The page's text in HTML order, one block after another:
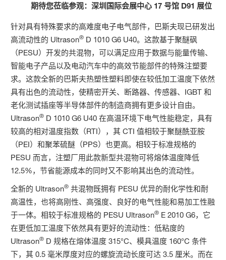
期待您莅临参观：深圳国际会展中心 17 号馆 D91 展位
针对具有特殊要求的高难度电子电气部件，巴斯夫现已研发出
高流动性的 Ultrason® D 1010 G6 U40。这款基于聚醚砜
（PESU）开发的共混物，可以满足应用于数据与能量传输、
智能电子产品以及电动汽车中的高效节能部件的特殊注塑要
求。这款全新的巴斯夫热塑性塑料即使在较低加工温度下依然
具有出色的流动性，使精密开关、断路器、传感器、IGBT 和
老化测试插座等半导体部件的制造商拥有更多设计自由。
Ultrason® D 1010 G6 U40 在高温环境下电气性能稳定，具有
较高的相对温度指数（RTI），其 CTI 值相较于聚醚酰亚胺
（PEI）和聚苯硫醚（PPS）也更高。相较于标准规格的
PESU 而言，注塑厂用此款新型共混物可将熔体温度降低
12.5%，节省能源成本的同时又不影响其出色的流动性。
全新的 Ultrason® 共混物既拥有 PESU 优异的耐化学性和耐
高温性，也将高刚性、高强度、良好的电气性能和易加工性融
于一体。相较于标准规格的 PESU Ultrason® E 2010 G6，它
在更低加工温度下依然具有更好的流动性：低粘度的
Ultrason® D 规格在熔体温度 315°C、模具温度 160°C 条件
下，其 0.5 毫米厚度对应的螺旋流动长度可达 3.5 厘米。而在